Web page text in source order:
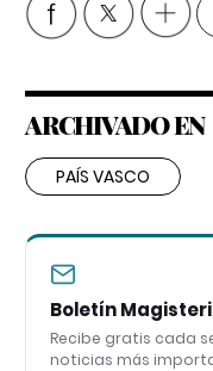
ARCHIVADO EN
PAÍS VASCO
Boletín
Recibe gratis cada
noticias más